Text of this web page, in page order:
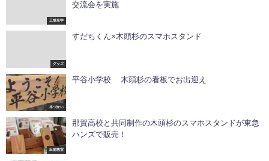
工場見学
交流会を実施
グッズ
すだちくん×木頭杉のスマホスタンド
木づかい
平谷小学校 木頭杉の看板でお出迎え
出前教室
那賀高校と共同制作の木頭杉のスマホスタンドが東急
ハンズで販売！